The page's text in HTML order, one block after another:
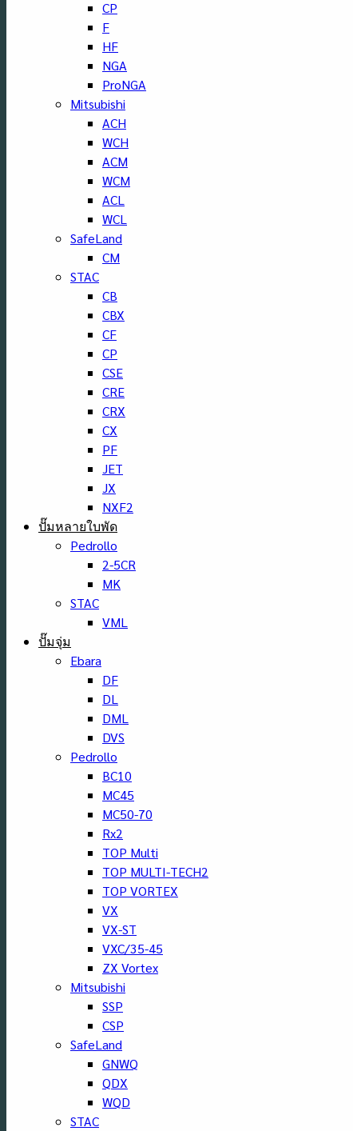
CP
F
HF
NGA
ProNGA
Mitsubishi
ACH
WCH
ACM
WCM
ACL
WCL
SafeLand
CM
STAC
CB
CBX
CF
CP
CSE
CRE
CRX
CX
PF
JET
JX
NXF2
ปั๊มหลายใบพัด
Pedrollo
2-5CR
MK
STAC
VML
ปั๊มจุ่ม
Ebara
DF
DL
DML
DVS
Pedrollo
BC10
MC45
MC50-70
Rx2
TOP Multi
TOP MULTI-TECH2
TOP VORTEX
VX
VX-ST
VXC/35-45
ZX Vortex
Mitsubishi
SSP
CSP
SafeLand
GNWQ
QDX
WQD
STAC